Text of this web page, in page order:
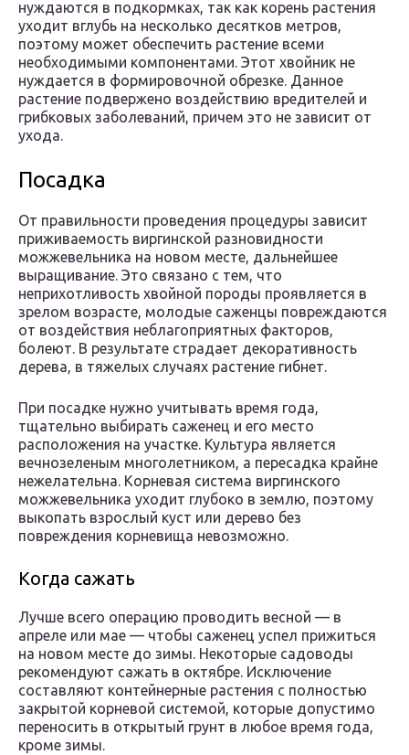
нуждаются в подкормках, так как корень растения
уходит вглубь на несколько десятков метров,
поэтому может обеспечить растение всеми
необходимыми компонентами. Этот хвойник не
нуждается в формировочной обрезке. Данное
растение подвержено воздействию вредителей и
грибковых заболеваний, причем это не зависит от
ухода.
Посадка
От правильности проведения процедуры зависит
приживаемость виргинской разновидности
можжевельника на новом месте, дальнейшее
выращивание. Это связано с тем, что
неприхотливость хвойной породы проявляется в
зрелом возрасте, молодые саженцы повреждаются
от воздействия неблагоприятных факторов,
болеют. В результате страдает декоративность
дерева, в тяжелых случаях растение гибнет.
При посадке нужно учитывать время года,
тщательно выбирать саженец и его место
расположения на участке. Культура является
вечнозеленым многолетником, а пересадка крайне
нежелательна. Корневая система виргинского
можжевельника уходит глубоко в землю, поэтому
выкопать взрослый куст или дерево без
повреждения корневища невозможно.
Когда сажать
Лучше всего операцию проводить весной — в
апреле или мае — чтобы саженец успел прижиться
на новом месте до зимы. Некоторые садоводы
рекомендуют сажать в октябре. Исключение
составляют контейнерные растения с полностью
закрытой корневой системой, которые допустимо
переносить в открытый грунт в любое время года,
кроме зимы.